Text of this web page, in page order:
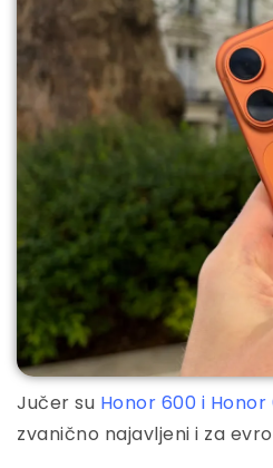
Jučer su Honor 600 i Honor
zvanično najavljeni i za